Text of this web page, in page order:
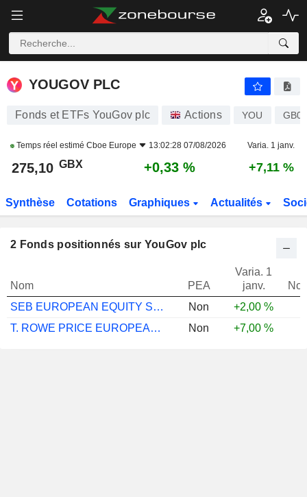
YOUGOV PLC
YOUGOV PLC
Fonds et ETFs YouGov plc Actions YOU
Temps réel estimé Cboe Europe 13:02:28 07/08/2026 Varia. 1 janv.
275,10 GBX +0,33 % +7,11 %
Synthèse Cotations Graphiques Actualités
2 Fonds positionnés sur YouGov plc
Nom PEA
Varia. 1
janv.
SEB EUROPEAN EQUITY SMALL CAPS IC EUR
Non
+2,00 %
T. ROWE PRICE EUROPEAN SMLR COMS EQ - A
Non +7,00 %